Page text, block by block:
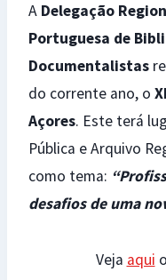
A Delegação
Portuguesa de
Documentalistas
do corrente ano, o
Açores. Este terá
Pública e Arquivo
como tema:
desafios de uma
Veja aqui